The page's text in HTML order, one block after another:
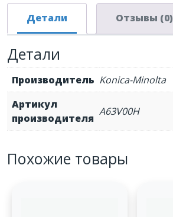
Детали Отзывы (0)
Детали
Производитель Konica-Minolta
Артикул
производителя
A63V00H
Похожие товары